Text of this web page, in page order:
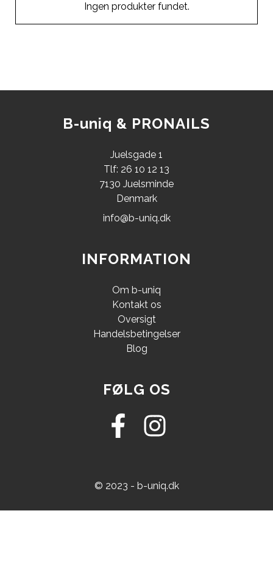
Ingen produkter fundet.
B-uniq & PRONAILS
Juelsgade 1
Tlf: 26 10 12 13
7130 Juelsminde
Denmark
info@b-uniq.dk
INFORMATION
Om b-uniq
Kontakt os
Oversigt
Handelsbetingelser
Blog
FØLG OS
© 2023 - b-uniq.dk